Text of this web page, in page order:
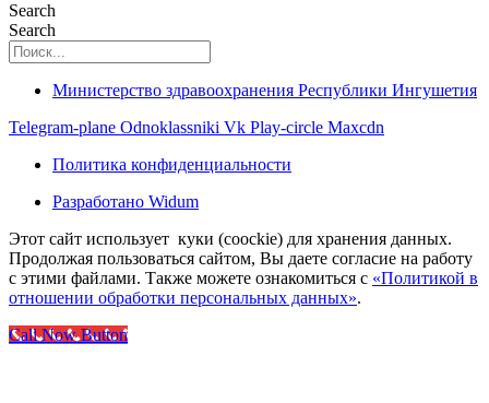
Search
Search
Министерство здравоохранения Республики Ингушетия
Telegram-plane Odnoklassniki Vk Play-circle Maxcdn
Политика конфиденциальности
Разработано Widum
Этот сайт использует куки (coockie) для хранения данных.
Продолжая пользоваться сайтом, Вы даете согласие на работу
с этими файлами. Также можете ознакомиться с «Политикой в
отношении обработки персональных данных».
Call Now Button